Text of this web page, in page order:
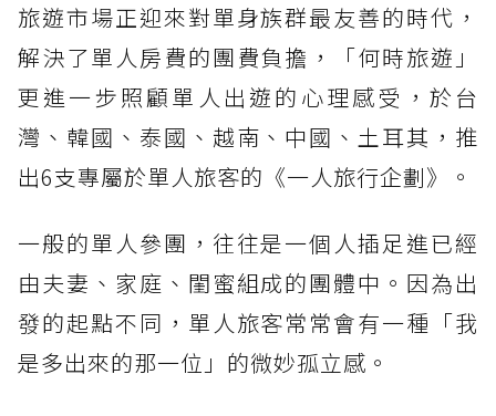
旅遊市場正迎來對單身族群最友善的時代，
解決了單人房費的團費負擔，「何時旅遊」
更進一步照顧單人出遊的心理感受，於台
灣、韓國、泰國、越南、中國、土耳其，推
出6支專屬於單人旅客的《一人旅行企劃》。
一般的單人參團，往往是一個人插足進已經
由夫妻、家庭、閨蜜組成的團體中。因為出
發的起點不同，單人旅客常常會有一種「我
是多出來的那一位」的微妙孤立感。